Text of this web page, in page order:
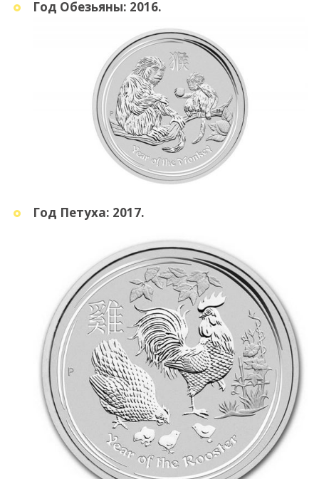
Год Обезьяны: 2016.
Год Петуха: 2017.